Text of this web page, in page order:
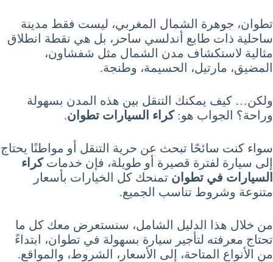
تطوان، جوهرة الشمال المغربي، ليست فقط مدينة
ساحلية ذات طابع أندلسي ساحر، بل هي نقطة انطلاق
مثالية لاستكشاف مدن الشمال مثل شفشاون،
المضيق، مارتيل، الحسيمة، وطنجة.
ولكن… كيف يمكنك التنقل بين هذه المدن بسهولة
وراحة؟ الجواب هو:كراء السيارات تطوان.
سواء كنت سائحًا تبحث عن حرية التنقل أو مواطنًا يحتاج
إلى سيارة لفترة قصيرة أو طويلة، فإن خدماتكراء
السيارات في تطوان تمنحك كل الخيارات بأسعار
متنوعة وشروط تناسب الجميع.
من خلال هذا الدليل الشامل، سنستعرض معك كل ما
تحتاج معرفته لتأجير سيارة بسهولة في تطوان، ابتداءً
من الأنواع المتاحة، إلى الأسعار، الشروط، والمواقع.